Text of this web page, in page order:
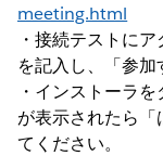
meeting.html
・接続テストに
を記入し、「参加
・インストーラ
が表示されたら
てください。